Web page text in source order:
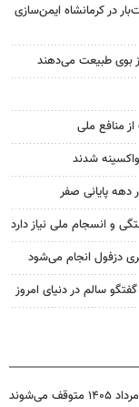
و وانت‌بار در کرمانشاه ایمن‌سازی
بوی طبیعت می‌دهند
منافع ملی
دهه پایانی صفر
و انسجام ملی نیاز دارد
دزفول انجام می‌شود
سالم در دنیای امروز